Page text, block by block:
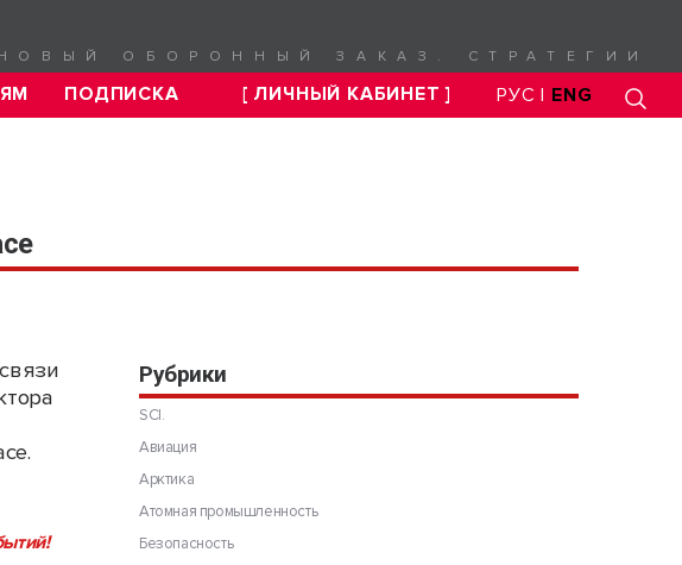
ОБОРОННЫЙ ЗАКАЗ. СТРАТЕГИИ
ПОДПИСКА [ ЛИЧНЫЙ КАБИНЕТ ] РУС | ENG
Рубрики
SCI.
Авиация
Арктика
Атомная промышленность
Безопасность